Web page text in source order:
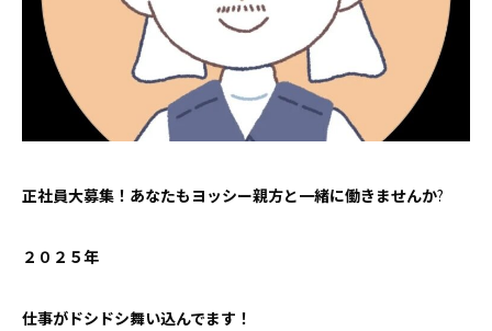
正社員大募集！あなたもヨッシー親方と一緒に働きませんか?
２０２５年
仕事がドシドシ舞い込んでます！
お問い合わせ